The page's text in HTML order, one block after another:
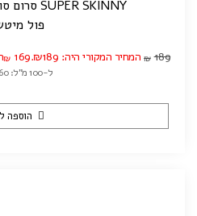
SUPER SKINNY סרום סופר סקיני | 250 מ"ל
פול
₪ 189 המחיר המקורי היה: ₪189. ₪ 169
ל-100 מ"ל: ₪67.60
הוספה